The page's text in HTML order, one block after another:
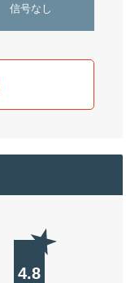
信号なし
4.8